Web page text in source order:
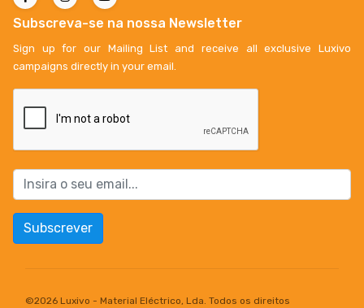
Subscreva-se na nossa Newsletter
Sign up for our Mailing List and receive all exclusive Luxivo
campaigns directly in your email.
Subscrever
©2026 Luxivo - Material Eléctrico, Lda. Todos os direitos